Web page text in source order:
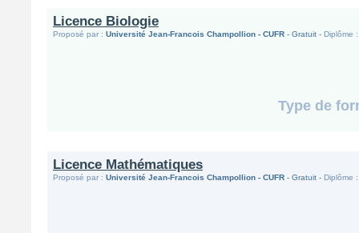
Licence Biologie
Proposé par : Université Jean-Francois Champollion - CUFR - Gratuit - Diplôme :
Type de
Licence Mathématiques
Proposé par : Université Jean-Francois Champollion - CUFR - Gratuit - Diplôme :